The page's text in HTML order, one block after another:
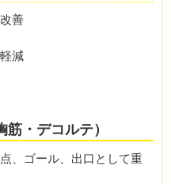
善
減
・デコルテ）
、ゴール、出口として重